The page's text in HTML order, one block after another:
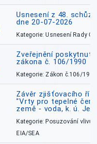
Usnesení z 48.
dne 20-07-2026
Kategorie: Usnesení Rady
Zveřejnění poskytnutí
zákona č. 106/1990
Kategorie: Zákon č.106/1999
Závěr zjišťovacího
"Vrty pro tepelné
země - voda, k. ú.
Kategorie: Posuzování vlivů
EIA/SEA